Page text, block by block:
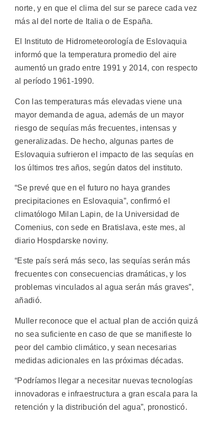
norte, y en que el clima del sur se parece cada vez
más al del norte de Italia o de España.
El Instituto de Hidrometeorología de Eslovaquia
informó que la temperatura promedio del aire
aumentó un grado entre 1991 y 2014, con respecto
al período 1961-1990.
Con las temperaturas más elevadas viene una
mayor demanda de agua, además de un mayor
riesgo de sequías más frecuentes, intensas y
generalizadas. De hecho, algunas partes de
Eslovaquia sufrieron el impacto de las sequías en
los últimos tres años, según datos del instituto.
“Se prevé que en el futuro no haya grandes
precipitaciones en Eslovaquia”, confirmó el
climatólogo Milan Lapin, de la Universidad de
Comenius, con sede en Bratislava, este mes, al
diario Hospdarske noviny.
“Este país será más seco, las sequías serán más
frecuentes con consecuencias dramáticas, y los
problemas vinculados al agua serán más graves”,
añadió.
Muller reconoce que el actual plan de acción quizá
no sea suficiente en caso de que se manifieste lo
peor del cambio climático, y sean necesarias
medidas adicionales en las próximas décadas.
“Podríamos llegar a necesitar nuevas tecnologías
innovadoras e infraestructura a gran escala para la
retención y la distribución del agua”, pronosticó.